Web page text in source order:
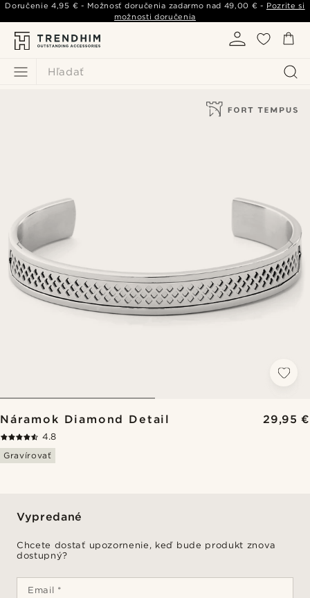
Hľadať
Doručenie4,95 € - Možnosť doručenia zadarmo nad 49,00 € - Pozrite si
možnosti doručenia
Náramok Diamond Detail 29,95 €
4.8
Gravírovať
Vypredané
Chcete dostať upozornenie, keď bude produkt znova
dostupný?
Email *